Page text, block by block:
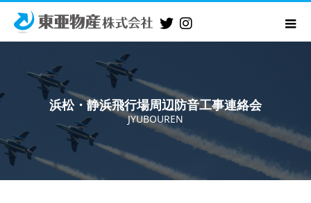
浜松・静浜飛行場周辺防音工事連絡会
JYUBOUREN